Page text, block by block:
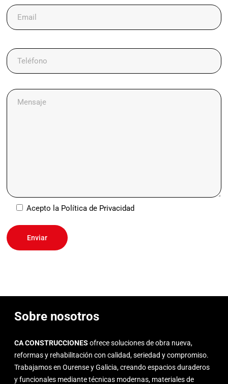
Acepto la Política de Privacidad
Sobre nosotros
CA CONSTRUCCIONES ofrece soluciones de obra nueva,
reformas y rehabilitación con calidad, seriedad y compromiso.
Trabajamos en Ourense y Galicia, creando espacios duraderos
y funcionales mediante técnicas modernas, materiales de